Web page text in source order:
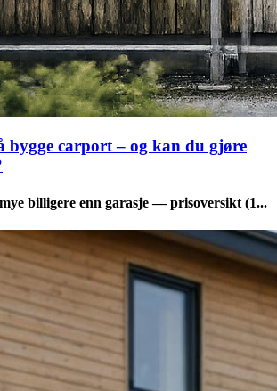
bygge carport – og kan du gjøre
billigere enn garasje — prisoversikt (1...